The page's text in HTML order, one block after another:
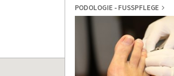
PODOLOGIE - FUSSPFLEGE